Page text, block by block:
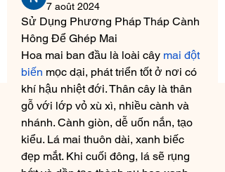
7 août 2024
Sử Dụng Phương Pháp Tháp Cành
Hông Để Ghép Mai
Hoa mai ban đầu là loài cây mai đột
biến mọc dại, phát triển tốt ở nơi có
khí hậu nhiệt đới. Thân cây là thân
gỗ với lớp vỏ xù xì, nhiều cành và
nhánh. Cành giòn, dễ uốn nắn, tạo
kiểu. Lá mai thuôn dài, xanh biếc
đẹp mắt. Khi cuối đông, lá sẽ rụng